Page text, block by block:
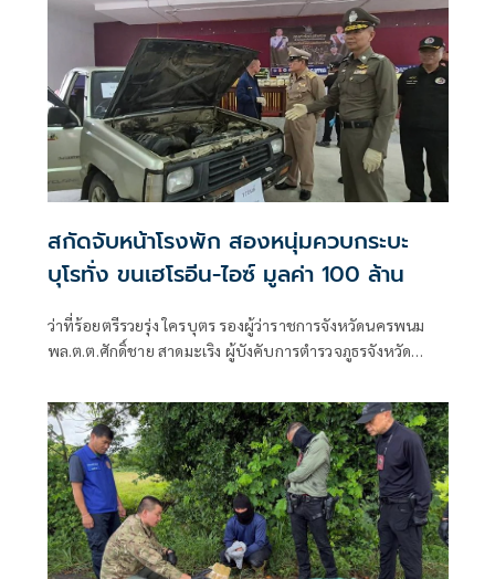
สกัดจับหน้าโรงพัก สองหนุ่มควบกระบะ
บุโรทั่ง ขนเฮโรอีน-ไอซ์ มูลค่า 100 ล้าน
ว่าที่ร้อยตรีรวยรุ่ง ใครบุตร รองผู้ว่าราชการจังหวัดนครพนม
พล.ต.ต.ศักดิ์ชาย สาดมะเริง ผู้บังคับการตำรวจภูธรจังหวัด
ผู้กำกับสืบสวนตำรวจภูธรจังหวัดนครพนม